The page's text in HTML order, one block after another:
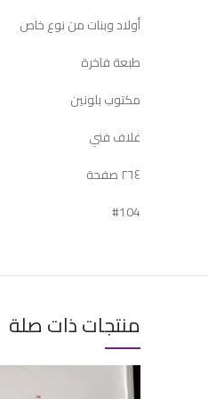
أولاد وبنات من نوع خاص
طبعة فاخرة
مكتوب بلونين
غلاف فني
٢٦٤ صفحة
#104
منتجات ذات صلة